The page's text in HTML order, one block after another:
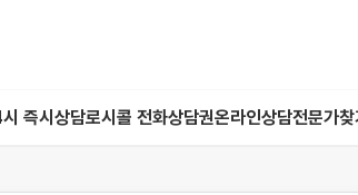
즉시상담로시콜 전화상담권온라인상담전문가찾